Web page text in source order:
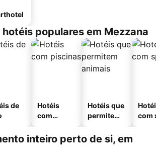
populares em Mezzana
de
Hotéis
com
Hotéis que
permitem
com
inteiro perto de si, em